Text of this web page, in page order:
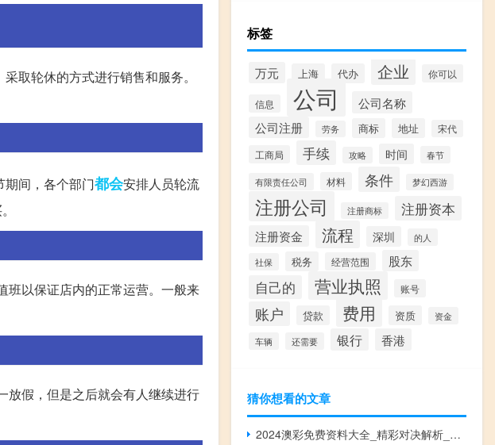
取轮休的方式进行销售和服务。
间，各个部门都会安排人员轮流
班以保证店内的正常运营。一般来
放假，但是之后就会有人继续进行
标签
万元 上海 代办 企业 你可以
信息 公司 公司名称
公司注册 劳务 商标 地址 宋代
工商局 手续 攻略 时间 春节
有限责任公司 材料 条件 梦幻西游
注册公司 注册商标 注册资本
注册资金 流程 深圳
的人
社保
税务 经营范围 股东
自己的 营业执照 账号
账户 贷款 费用 资质
资金
车辆
还需要 银行 香港
猜你想看的文章
2024澳彩免费资料大全_精彩对决解析_主页版v673.630